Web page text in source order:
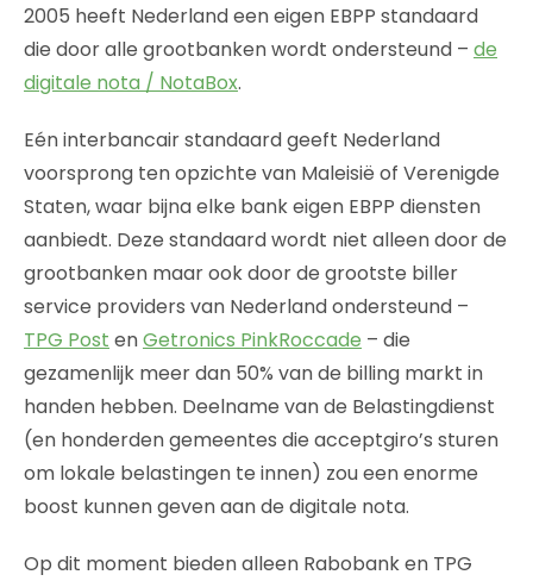
2005 heeft Nederland een eigen EBPP standaard
die door alle grootbanken wordt ondersteund – de
digitale nota / NotaBox.
Eén interbancair standaard geeft Nederland
voorsprong ten opzichte van Maleisië of Verenigde
Staten, waar bijna elke bank eigen EBPP diensten
aanbiedt. Deze standaard wordt niet alleen door de
grootbanken maar ook door de grootste biller
service providers van Nederland ondersteund –
TPG Post enGetronics PinkRoccade – die
gezamenlijk meer dan 50% van de billing markt in
handen hebben. Deelname van de Belastingdienst
(en honderden gemeentes die acceptgiro’s sturen
om lokale belastingen te innen) zou een enorme
boost kunnen geven aan de digitale nota.
Op dit moment bieden alleen Rabobank en TPG